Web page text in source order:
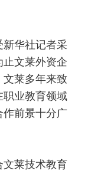
新华社记者采
文莱外资企
文莱多年来致
职业教育领域
作前景十分广
莱技术教育